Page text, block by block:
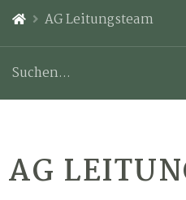
AG Leitungsteam
AG